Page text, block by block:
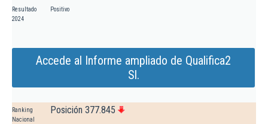
Resultado
2024
Positivo
Accede al Informe ampliado de Qualifica2
Sl.
Ranking
Nacional
Posición 377.845